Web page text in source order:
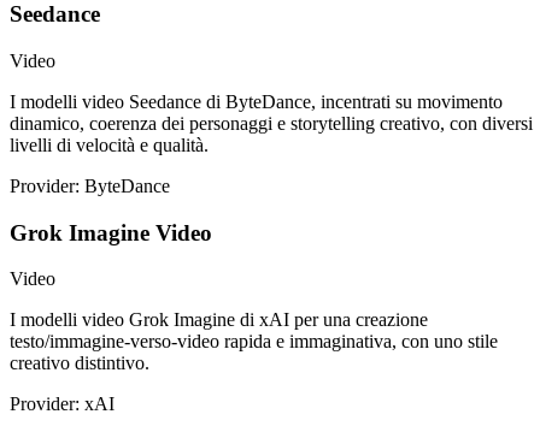
Seedance
Video
I modelli video Seedance di ByteDance, incentrati su movimento
dinamico, coerenza dei personaggi e storytelling creativo, con diversi
livelli di velocità e qualità.
Provider: ByteDance
Grok Imagine Video
Video
I modelli video Grok Imagine di xAI per una creazione
testo/immagine-verso-video rapida e immaginativa, con uno stile
creativo distintivo.
Provider: xAI